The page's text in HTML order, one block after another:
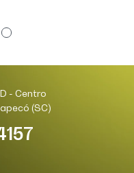
- Centro
(SC)